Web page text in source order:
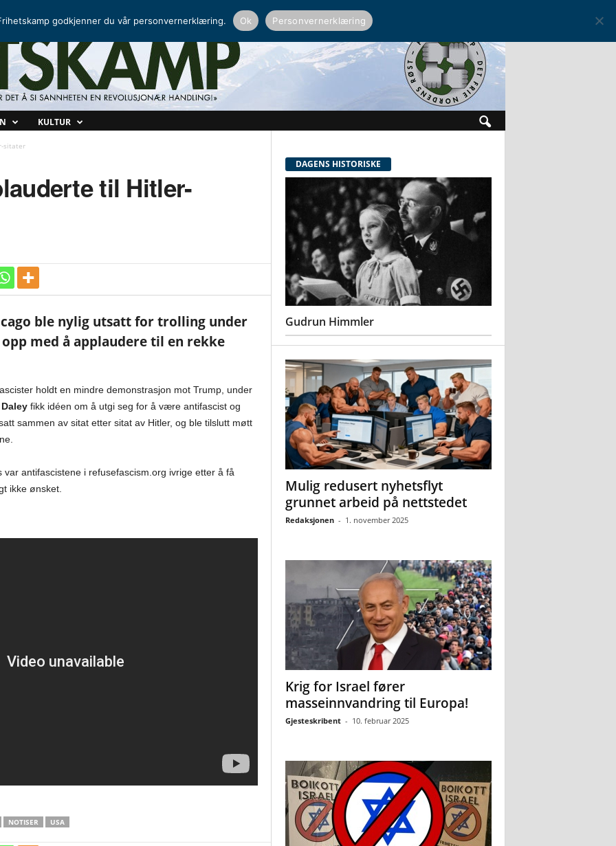
KULTUR
sitater
til Hitler-
ble nylig utsatt for trolling under
med å applaudere til en rekke
holdt en mindre demonstrasjon mot Trump, under
fikk idéen om å utgi seg for å være antifascist og
sammen av sitat etter sitat av Hitler, og ble tilslutt møtt
antifascistene i refusefascism.org ivrige etter å få
ikke ønsket.
NOTISER USA
DAGENS HISTORISKE
Gudrun Himmler
Mulig redusert nyhetsflyt
grunnet arbeid på nettstedet
Redaksjonen - 1. november 2025
Krig for Israel fører
masseinnvandring til Europa!
Gjesteskribent - 10. februar 2025
godkjenner du vår personvernerklæring. Ok Personvernerklæring